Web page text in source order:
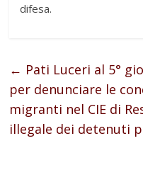
difesa.
← Pati Luceri al 5°
per denunciare le
migranti nel CIE di
illegale dei detenuti